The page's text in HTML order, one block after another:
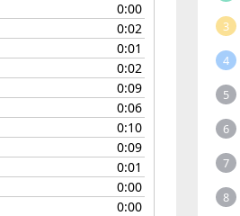
0:00
0:02
0:01
0:02
0:09
0:06
0:10
0:09
0:01
0:00
0:00
3
4
5
6
7
8